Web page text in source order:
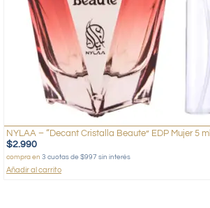
NYLAA – “Decant Cristalla Beaute” EDP Mujer 5 ml
$2.990
compra en 3 cuotas de $997 sin interés
Añadir al carrito